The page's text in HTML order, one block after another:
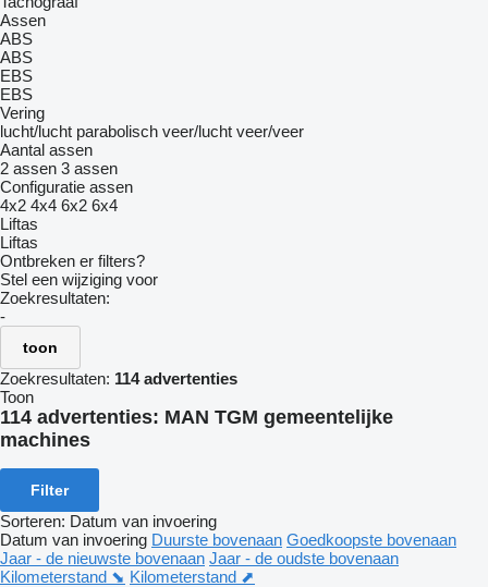
Assen
ABS
ABS
EBS
EBS
Vering
lucht/lucht parabolisch veer/lucht veer/veer
Aantal assen
2 assen 3 assen
Configuratie assen
4x2 4x4 6x2 6x4
Liftas
Liftas
Ontbreken er filters?
Stel een wijziging voor
Zoekresultaten:
-
toon
Zoekresultaten: 114 advertenties
Toon
114 advertenties: MAN TGM gemeentelijke
machines
Filter
Sorteren: Datum van invoering
Datum van invoering Duurste bovenaan Goedkoopste bovenaan
Jaar - de nieuwste bovenaan Jaar - de oudste bovenaan
Kilometerstand ⬊ Kilometerstand ⬈